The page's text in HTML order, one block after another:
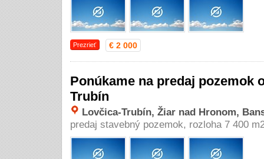
Prezrieť € 2 000
Ponúkame na predaj pozemok
Trubín
Lovčica-Trubín, Žiar nad Hronom,
predaj stavebný pozemok, rozloha 7 400